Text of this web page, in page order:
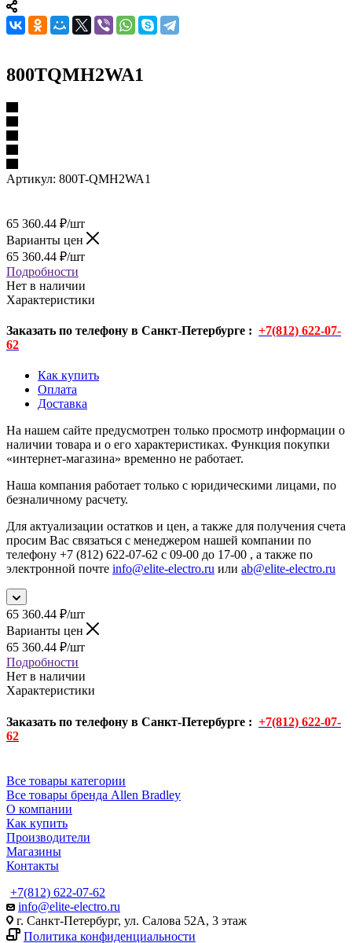
800TQMH2WA1
Артикул: 800T-QMH2WA1
65 360.44 ₽/шт
Варианты цен
65 360.44 ₽/шт
Подробности
Нет в наличии
Характеристики
Заказать по телефону в Санкт-Петербурге : +7(812) 622-07-
62
Как купить
Оплата
Доставка
На нашем сайте предусмотрен только просмотр информации о
наличии товара и о его характеристиках. Функция покупки
«интернет-магазина» временно не работает.
Наша компания работает только с юридическими лицами, по
безналичному расчету.
Для актуализации остатков и цен, а также для получения счета
просим Вас связаться с менеджером нашей компании по
телефону +7 (812) 622-07-62 с 09-00 до 17-00 , а также по
электронной почте info@elite-electro.ru или ab@elite-electro.ru
65 360.44 ₽/шт
Варианты цен
65 360.44 ₽/шт
Подробности
Нет в наличии
Характеристики
Заказать по телефону в Санкт-Петербурге : +7(812) 622-07-
62
Все товары категории
Все товары бренда Allen Bradley
О компании
Как купить
Производители
Магазины
Контакты
+7(812) 622-07-62
info@elite-electro.ru
г. Санкт-Петербург, ул. Салова 52А, 3 этаж
Политика конфиденциальности